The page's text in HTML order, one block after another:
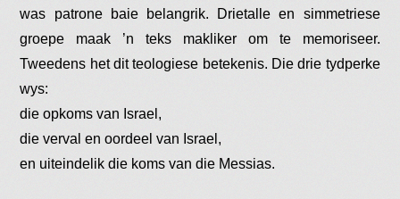
was patrone baie belangrik. Drietalle en simmetriese
groepe maak ’n teks makliker om te memoriseer.
Tweedens het dit teologiese betekenis. Die drie tydperke
wys:
die opkoms van Israel,
die verval en oordeel van Israel,
en uiteindelik die koms van die Messias.